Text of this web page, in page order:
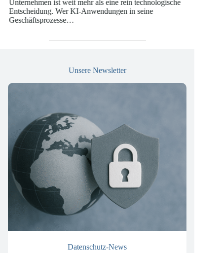
als eine rein technologische
in seine
Die europäische Digitalregulierung
vergangenen Jahren eine enorme
Unsere Newsletter